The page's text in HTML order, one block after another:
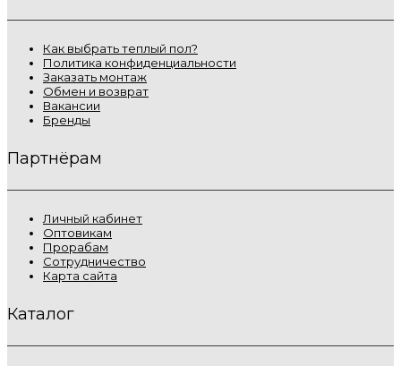
Как выбрать теплый пол?
Политика конфиденциальности
Заказать монтаж
Обмен и возврат
Вакансии
Бренды
Партнёрам
Личный кабинет
Оптовикам
Прорабам
Сотрудничество
Карта сайта
Каталог